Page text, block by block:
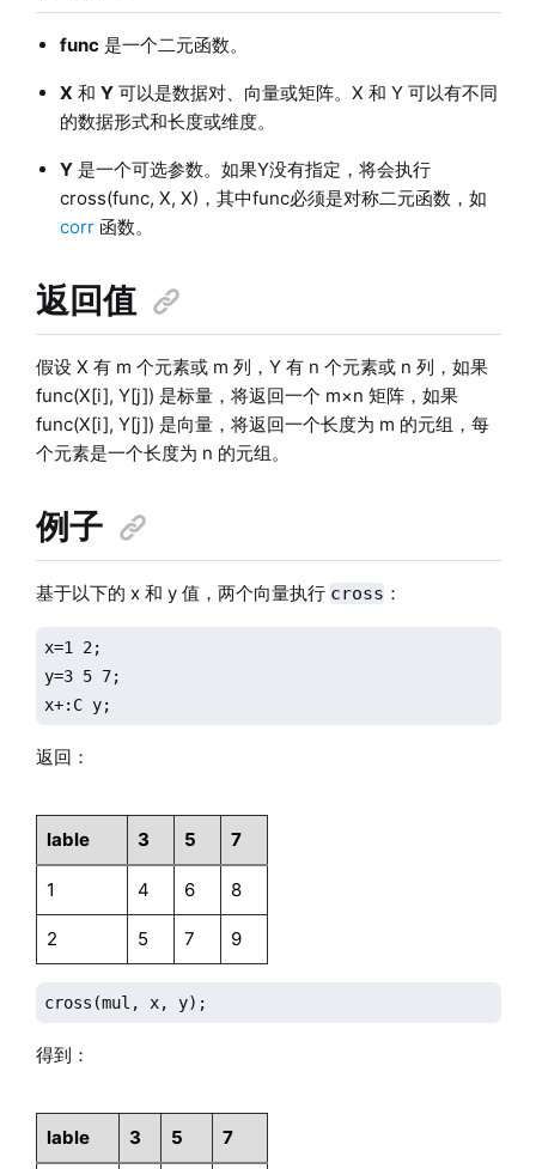
func是一个二元函数。
X 和 Y可以是数据对、向量或矩阵。X 和 Y 可以有不同
的数据形式和长度或维度。
Y是一个可选参数。如果Y没有指定，将会执行
cross(func, X, X)，其中func必须是对称二元函数，如
corr函数。
返回值
假设 X 有 m 个元素或 m 列，Y 有 n 个元素或 n 列，如果
func(X[i], Y[j]) 是标量，将返回一个 m×n 矩阵，如果
func(X[i], Y[j]) 是向量，将返回一个长度为 m 的元组，每
个元素是一个长度为 n 的元组。
例子
基于以下的 x 和 y 值，两个向量执行 cross ：
x=1 2;
y=3 5 7;
x+:C y;
返回：
lable 3 5 7
1 4 6 8
2 5 7 9
cross(mul, x, y);
得到：
lable 3 5 7